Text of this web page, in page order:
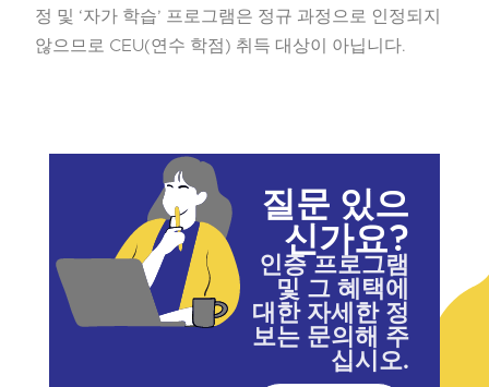
정 및 ‘자가 학습’ 프로그램은 정규 과정으로 인정되지
않으므로 CEU(연수 학점) 취득 대상이 아닙니다.
질문 있으
신가요?
인증 프로그램
및 그 혜택에
대한 자세한 정
보는 문의해 주
십시오.